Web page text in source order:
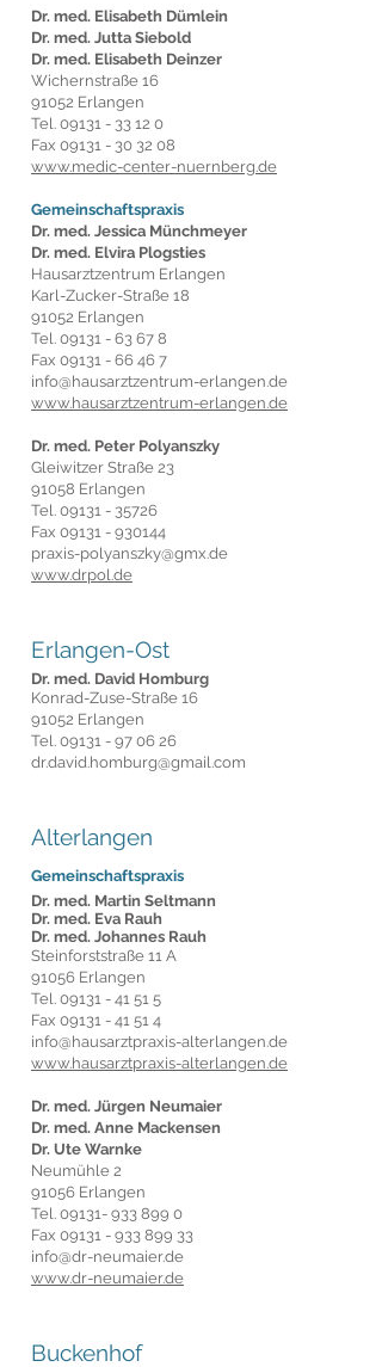
Dr. med. Elisabeth Dümlein
Dr. med. Jutta Siebold
Dr. med. Elisabeth Deinzer
Wichernstraße 16
91052 Erlangen
Tel. 09131 - 33 12 0
Fax 09131 - 30 32 08
www.medic-center-nuernberg.de
Gemeinschaftspraxis
Dr. med. Jessica Münchmeyer
Dr. med. Elvira Plogsties
Hausarztzentrum Erlangen
Karl-Zucker-Straße 18
91052 Erlangen
Tel. 09131 - 63 67 8
Fax 09131 - 66 46 7
info@hausarztzentrum-erlangen.de
www.hausarztzentrum-erlangen.de
Dr. med. Peter Polyanszky
Gleiwitzer Straße 23
91058 Erlangen
Tel. 09131 - 35726
Fax 09131 - 930144
praxis-polyanszky@gmx.de
www.drpol.de
Erlangen-Ost
Dr. med. David Homburg
Konrad-Zuse-Straße 16
91052 Erlangen
Tel. 09131 - 97 06 26
dr.david.homburg@gmail.com
Alterlangen
Gemeinschaftspraxis
Dr. med. Martin Seltmann
Dr. med. Eva Rauh
Dr. med. Johannes Rauh
Steinforststraße 11 A
91056 Erlangen
Tel. 09131 - 41 51 5
Fax 09131 - 41 51 4
info@hausarztpraxis-alterlangen.de
www.hausarztpraxis-alterlangen.de
Dr. med. Jürgen Neumaier
Dr. med. Anne Mackensen
Dr. Ute Warnke
Neumühle 2
91056 Erlangen
Tel. 09131- 933 899 0
Fax 09131 - 933 899 33
info@dr-neumaier.de
www.dr-neumaier.de
Buckenhof